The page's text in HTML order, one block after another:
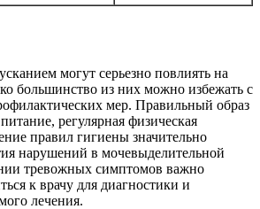
могут серьезно повлиять на
большинство из них можно избежать с
мер. Правильный образ
регулярная физическая
правил гигиены значительно
нарушений в мочевыделительной
тревожных симптомов важно
к врачу для диагностики и
лечения.